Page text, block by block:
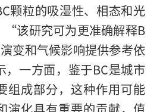
颗粒的吸湿性、相态和光
“该研究可为更准确解释B
变和气候影响提供参考依
一方面，鉴于BC是城市
组成部分，这种作用可能
演化具有重要的贡献，值